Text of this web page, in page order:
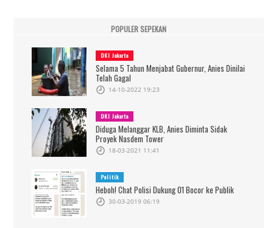
POPULER SEPEKAN
DKI Jakarta
Selama 5 Tahun Menjabat Gubernur, Anies Dinilai
Telah Gagal
14-10-2022 19:23
DKI Jakarta
Diduga Melanggar KLB, Anies Diminta Sidak
Proyek Nasdem Tower
18-03-2021 11:41
Politik
Heboh! Chat Polisi Dukung 01 Bocor ke Publik
30-03-2019 06:19